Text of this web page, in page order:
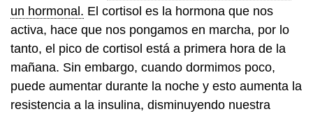
un hormonal. El cortisol es la hormona que nos
activa, hace que nos pongamos en marcha, por lo
tanto, el pico de cortisol está a primera hora de la
mañana. Sin embargo, cuando dormimos poco,
puede aumentar durante la noche y esto aumenta la
resistencia a la insulina, disminuyendo nuestra